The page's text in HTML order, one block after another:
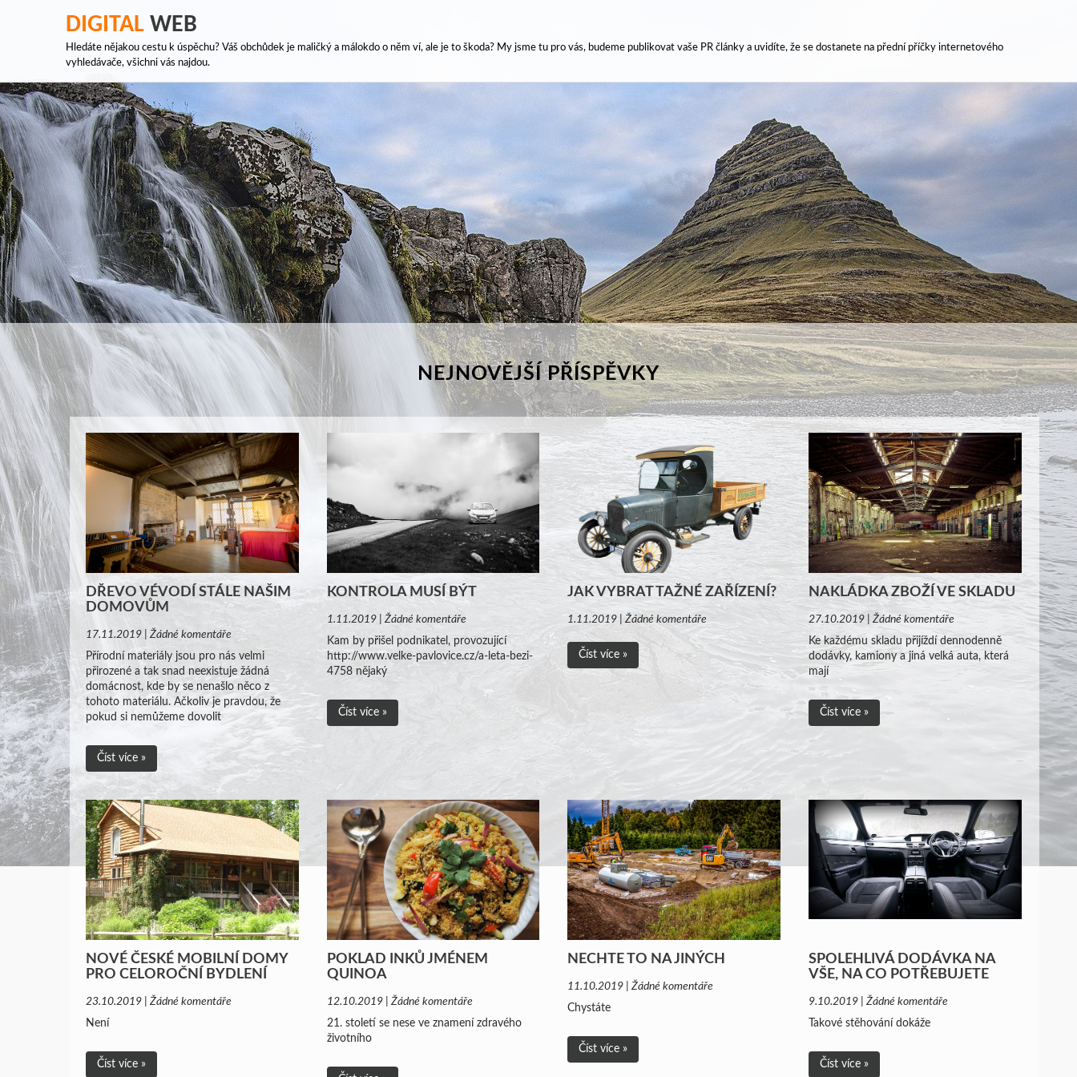
DIGITAL WEB
Hledáte nějakou cestu k úspěchu? Váš obchůdek je maličký a málokdo o něm ví, ale je to škoda? My jsme tu pro vás, budeme publikovat vaše PR články a uvidíte, že se dostanete na přední příčky internetového
vyhledávače, všichni vás najdou.
NEJNOVĚJŠÍ PŘÍSPĚVKY
DŘEVO VÉVODÍ STÁLE NAŠIM
DOMOVŮM
17.11.2019 | Žádné komentáře
Přírodní materiály jsou pro nás velmi
přirozené a tak snad neexistuje žádná
domácnost, kde by se nenašlo něco z
tohoto materiálu. Ačkoliv je pravdou, že
pokud si nemůžeme dovolit
Číst více »
KONTROLA MUSÍ BÝT
1.11.2019 | Žádné komentáře
Kam by přišel podnikatel, provozující
http://www.velke-pavlovice.cz/a-leta-bezi-
4758 nějaký
Číst více »
JAK VYBRAT TAŽNÉ ZAŘÍZENÍ?
1.11.2019 | Žádné komentáře
Číst více »
NAKLÁDKA ZBOŽÍ VE SKLADU
27.10.2019 | Žádné komentáře
Ke každému skladu přijíždí dennodenně
dodávky, kamiony a jiná velká auta, která
mají
Číst více »
NOVÉ ČESKÉ MOBILNÍ DOMY
PRO CELOROČNÍ BYDLENÍ
23.10.2019 | Žádné komentáře
Není
Číst více »
POKLAD INKŮ JMÉNEM
QUINOA
12.10.2019 | Žádné komentáře
21. století se nese ve znamení zdravého
životního
NECHTE TO NA JINÝCH
11.10.2019 | Žádné komentáře
Chystáte
Číst více »
SPOLEHLIVÁ DODÁVKA NA
VŠE, NA CO POTŘEBUJETE
9.10.2019 | Žádné komentáře
Takové stěhování dokáže
Číst více »